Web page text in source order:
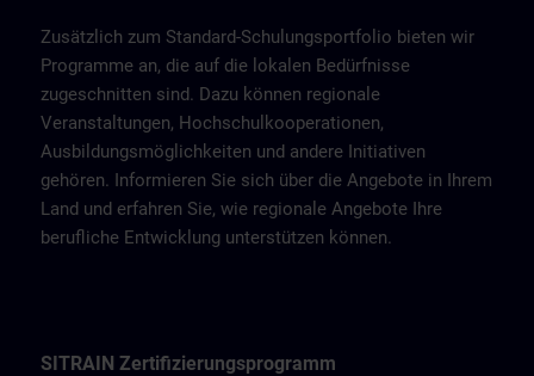
Zusätzlich zum Standard-Schulungsportfolio bieten wir
Programme an, die auf die lokalen Bedürfnisse
zugeschnitten sind. Dazu können regionale
Veranstaltungen, Hochschulkooperationen,
Ausbildungsmöglichkeiten und andere Initiativen
gehören. Informieren Sie sich über die Angebote in Ihrem
Land und erfahren Sie, wie regionale Angebote Ihre
berufliche Entwicklung unterstützen können.
SITRAIN Zertifizierungsprogramm